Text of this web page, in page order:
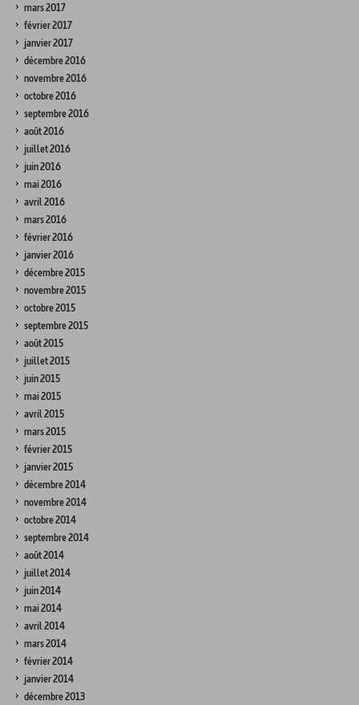
mars 2017
février 2017
janvier 2017
décembre 2016
novembre 2016
octobre 2016
septembre 2016
août 2016
juillet 2016
juin 2016
mai 2016
avril 2016
mars 2016
février 2016
janvier 2016
décembre 2015
novembre 2015
octobre 2015
septembre 2015
août 2015
juillet 2015
juin 2015
mai 2015
avril 2015
mars 2015
février 2015
janvier 2015
décembre 2014
novembre 2014
octobre 2014
septembre 2014
août 2014
juillet 2014
juin 2014
mai 2014
avril 2014
mars 2014
février 2014
janvier 2014
décembre 2013